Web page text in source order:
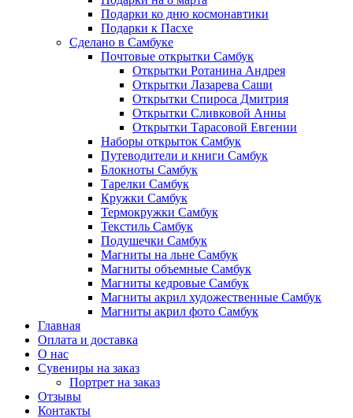
Подарки ко дню космонавтики
Подарки к Пасхе
Сделано в Самбуке
Почтовые открытки Самбук
Открытки Ротанина Андрея
Открытки Лазарева Саши
Открытки Спироса Дмитрия
Открытки Сливковой Анны
Открытки Тарасовой Евгении
Наборы открыток Самбук
Путеводители и книги Самбук
Блокноты Самбук
Тарелки Самбук
Кружки Самбук
Термокружки Самбук
Текстиль Самбук
Подушечки Самбук
Магниты на льне Самбук
Магниты объемные Самбук
Магниты кедровые Самбук
Магниты акрил художественные Самбук
Магниты акрил фото Самбук
Главная
Оплата и доставка
О нас
Сувениры на заказ
Портрет на заказ
Отзывы
Контакты